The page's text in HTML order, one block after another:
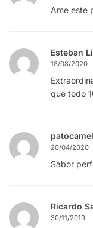
Ame este
Esteban
18/08/2020
que todo
20/04/2020
Sabor
Ricardo
30/11/2019